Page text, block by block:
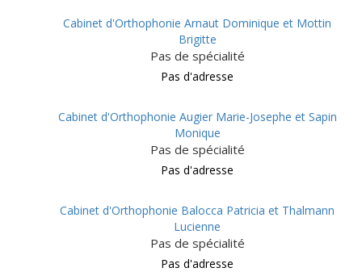
Cabinet d'Orthophonie Arnaut Dominique et Mottin
Brigitte
Pas de spécialité
Pas d'adresse
Cabinet d'Orthophonie Augier Marie-Josephe et Sapin
Monique
Pas de spécialité
Pas d'adresse
Cabinet d'Orthophonie Balocca Patricia et Thalmann
Lucienne
Pas de spécialité
Pas d'adresse